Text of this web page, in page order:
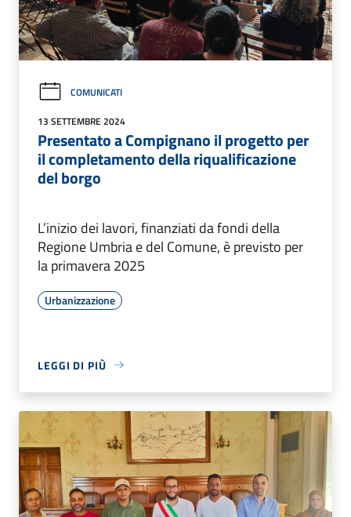
COMUNICATI
13 SETTEMBRE 2024
Presentato a Compignano il progetto per
il completamento della riqualificazione
del borgo
L’inizio dei lavori, finanziati da fondi della
Regione Umbria e del Comune, è previsto per
la primavera 2025
Urbanizzazione
LEGGI DI PIÙ